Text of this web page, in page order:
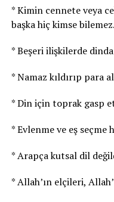
* Kimin cennete veya
başka hiç kimse bilemez.
* Beşeri ilişkilerde
* Namaz kıldırıp para
* Din için toprak gasp
* Evlenme ve eş seçme
* Arapça kutsal dil
* Allah’ın elçileri,